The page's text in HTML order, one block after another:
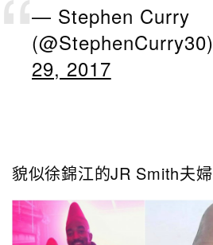
— Stephen Curry
(@StephenCurry30)
29, 2017
貌似徐錦江的JR Smith夫婦